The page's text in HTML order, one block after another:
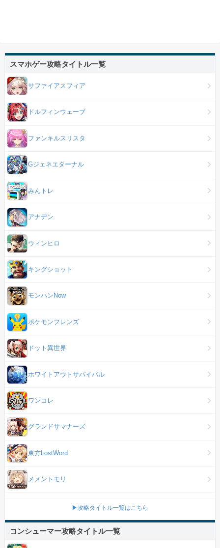
スマホゲー攻略タイトル一覧
サファイアスフィア
ドルフィンウェーブ
ファンキルスリスタ
Gジェネエターナル
みんトレ
アナデン
ウィンヒロ
キングショット
モンハンNow
ポケモンフレンズ
ドット異世界
ホワイトアウトサバイバル
ワンコレ
グランドサマナーズ
東方LostWord
メメントモリ
▶攻略タイトル一覧はこちら
コンシューマー攻略タイトル一覧